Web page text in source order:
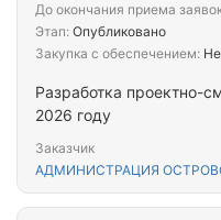
Разработка проектно-
2026 году
Заказчик
АДМИНИСТРАЦИЯ
До окончания приема
Этап: Опубликовано
Закупка с обеспечением: